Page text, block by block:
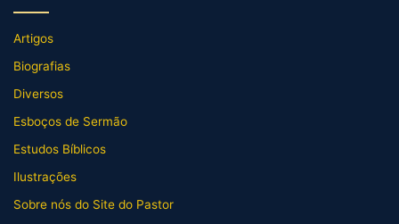
Artigos
Biografias
Diversos
Esboços de Sermão
Estudos Bíblicos
Ilustrações
Sobre nós do Site do Pastor